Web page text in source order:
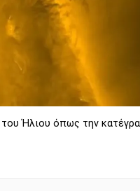
Ήλιου όπως την